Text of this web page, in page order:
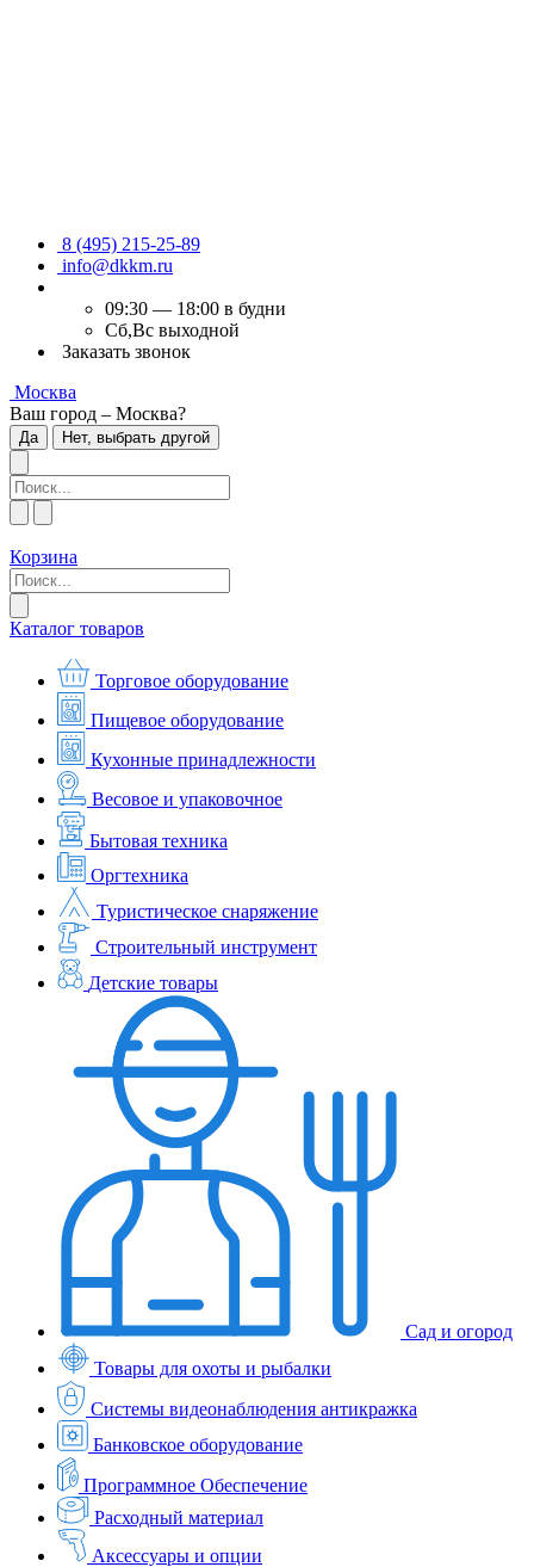
8 (495) 215-25-89
info@dkkm.ru
09:30 — 18:00 в будни
Сб,Вс выходной
Заказать звонок
Москва
Ваш город – Москва?
Да Нет, выбрать другой
Корзина
Каталог товаров
Торговое оборудование
Пищевое оборудование
Кухонные принадлежности
Весовое и упаковочное
Бытовая техника
Оргтехника
Туристическое снаряжение
Строительный инструмент
Детские товары
Сад и огород
Товары для охоты и рыбалки
Системы видеонаблюдения антикражка
Банковское оборудование
Программное Обеспечение
Расходный материал
Аксессуары и опции